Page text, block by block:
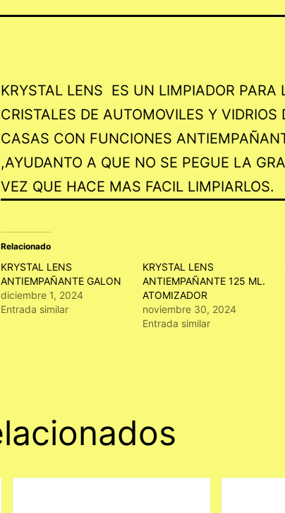
KRYSTAL LENS ES UN LIMPIADOR PARA
CRISTALES DE AUTOMOVILES Y VIDRIOS
CASAS CON FUNCIONES
,AYUDANTO A QUE NO SE PEGUE LA
VEZ QUE HACE MAS FACIL LIMPIARLOS.
Relacionado
KRYSTAL LENS
ANTIEMPAÑANTE GALON
diciembre 1, 2024
Entrada similar
KRYSTAL LENS
ANTIEMPAÑANTE 125 ML.
ATOMIZADOR
noviembre 30, 2024
Entrada similar